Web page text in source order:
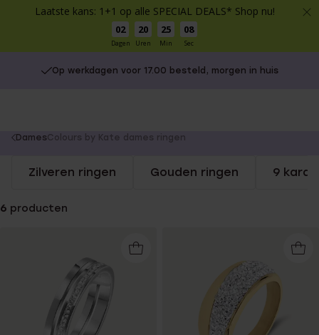
Laatste kans: 1+1 op alle SPECIAL DEALS* Shop nu!
02
Dagen
20
Uren
25
Min
08
Sec
Op werkdagen voor 17.00 besteld, morgen in huis
You
here:
DamesColours by Kate dames ringen
Zilveren ringen Gouden ringen 9
6 producten